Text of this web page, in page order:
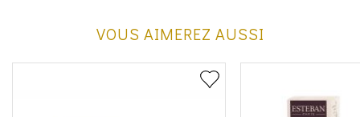
VOUS AIMEREZ AUSSI